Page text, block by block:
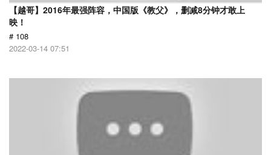
【越哥】2016年最强阵容，中国版《教父》，删减8分钟才敢上
映！
# 108
2022-03-14 07:51